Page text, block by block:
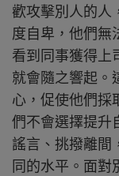
歡攻擊別人的人
度自卑，他們無
看到同事獲得上
就會隨之響起。
心，促使他們採
們不會選擇提升
謠言、挑撥離間
同的水平。面對